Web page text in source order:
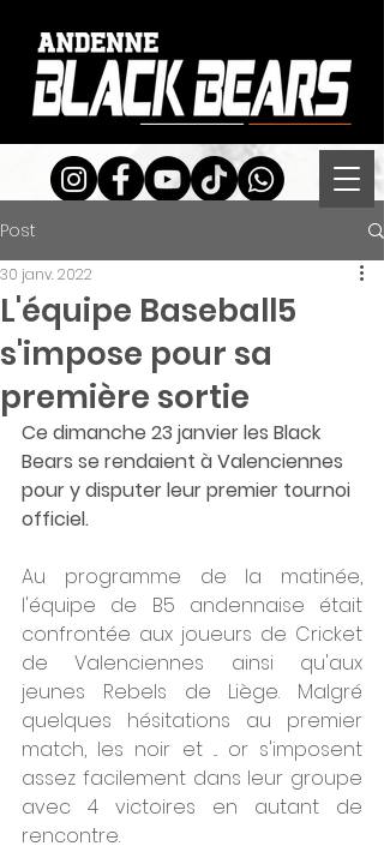
Post
L'équipe Baseball5
s'impose pour sa
première sortie
30 janv. 2022
Ce dimanche 23 janvier les Black
Bears se rendaient à Valenciennes
pour y disputer leur premier tournoi
officiel.
Au programme de la matinée,
l'équipe de B5 andennaise était
confrontée aux joueurs de Cricket
de Valenciennes ainsi qu'aux
jeunes Rebels de Liège. Malgré
quelques hésitations au premier
match, les noir et ... or s'imposent
assez facilement dans leur groupe
avec 4 victoires en autant de
rencontre.